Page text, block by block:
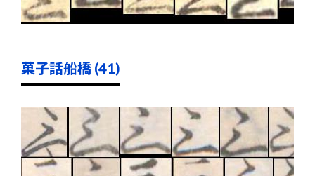
菓子話船橋 (41)